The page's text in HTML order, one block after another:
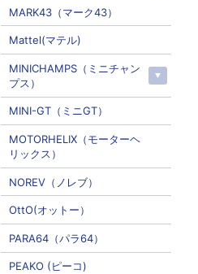
MARK43（マーク43）
Mattel(マテル)
MINICHAMPS（ミニチャン
プス）
MINI-GT（ミニGT）
MOTORHELIX（モーターヘ
リックス）
NOREV（ノレブ）
OttO(オットー）
PARA64（パラ64）
PEAKO (ピーコ)